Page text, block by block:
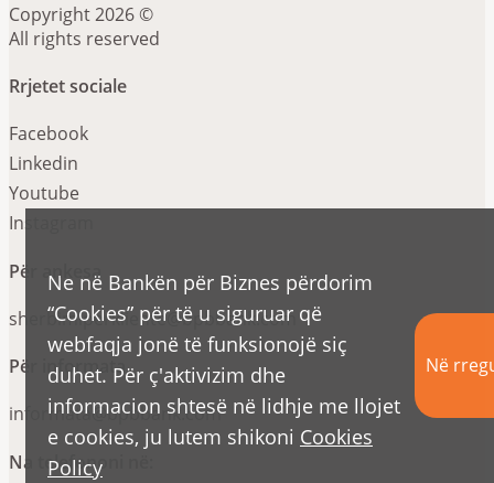
Copyright 2026 ©
All rights reserved
Rrjetet sociale
Facebook
Linkedin
Youtube
Instagram
Për ankesa
sherbimiperkliente@bpbbank.com
Për informata
informata@bpbbank.com
Na telefononi në:
Ne në Bankën për Biznes përdorim
“Cookies” për të u siguruar që
webfaqja jonë të funksionojë siç
duhet. Për ç'aktivizim dhe
informacion shtesë në lidhje me llojet
e cookies, ju lutem shikoni Cookies
Policy
Në